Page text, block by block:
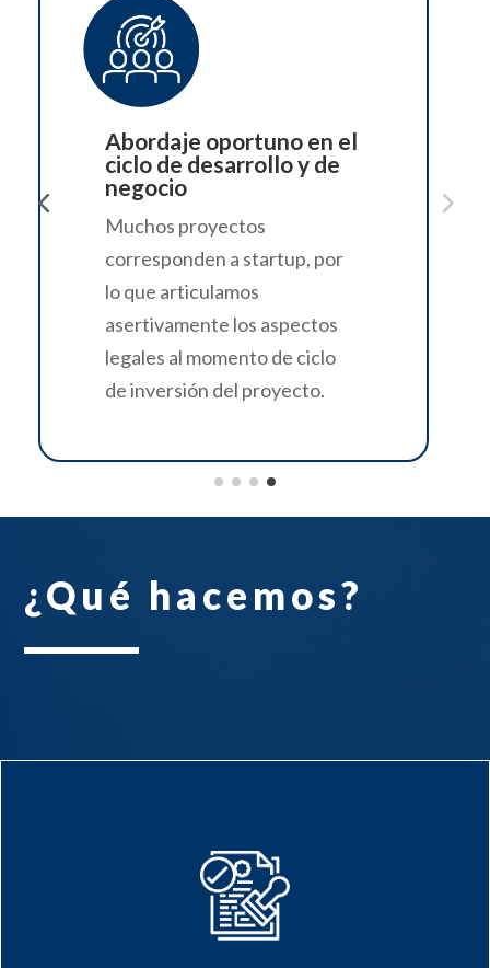
Enfoque técnico-
jurídico y estratégico
Somos un equipo que
entiende el negocio y la
tecnología, y nos articulamos
para facilitar el abordaje de
los retos legales en función
de los objetivos
empresariales.
¿Qué hacemos?
Protección de desarrollos
ante la Autoridad